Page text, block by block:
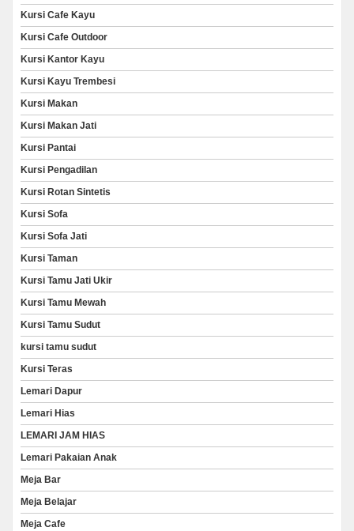
Kursi Cafe Kayu
Kursi Cafe Outdoor
Kursi Kantor Kayu
Kursi Kayu Trembesi
Kursi Makan
Kursi Makan Jati
Kursi Pantai
Kursi Pengadilan
Kursi Rotan Sintetis
Kursi Sofa
Kursi Sofa Jati
Kursi Taman
Kursi Tamu Jati Ukir
Kursi Tamu Mewah
Kursi Tamu Sudut
kursi tamu sudut
Kursi Teras
Lemari Dapur
Lemari Hias
LEMARI JAM HIAS
Lemari Pakaian Anak
Meja Bar
Meja Belajar
Meja Cafe